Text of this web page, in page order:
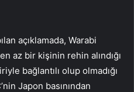
açıklamada, Warabi
az bir kişinin rehin alındığı
bağlantılı olup olmadığı
Japon basınından